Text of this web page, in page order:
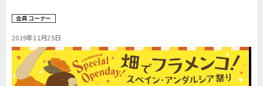
会員コーナー
2019年11月25日